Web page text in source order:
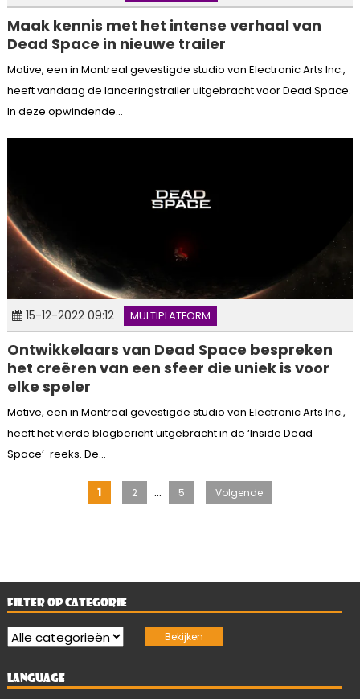
Maak kennis met het intense verhaal van
Dead Space in nieuwe trailer
Motive, een in Montreal gevestigde studio van Electronic Arts Inc.,
heeft vandaag de lanceringstrailer uitgebracht voor Dead Space.
In deze opwindende...
15-12-2022 09:12 MULTIPLATFORM
Ontwikkelaars van Dead Space bespreken
het creëren van een sfeer die uniek is voor
elke speler
Motive, een in Montreal gevestigde studio van Electronic Arts Inc.,
heeft het vierde blogbericht uitgebracht in de ‘Inside Dead
Space’-reeks. De...
Berichten
1 2 … 5 Volgende
FILTER OP CATEGORIE
LANGUAGE